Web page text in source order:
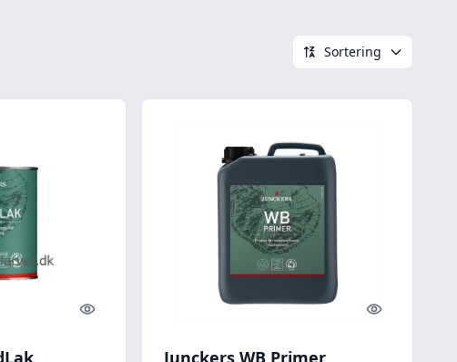
Sortering
Quick look Quick look
Junckers WB Primer